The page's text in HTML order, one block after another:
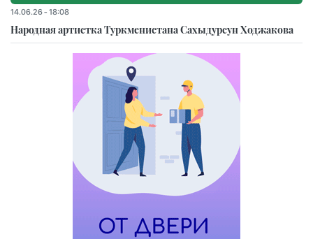
14.06.26 - 18:08
Народная артистка Туркменистана Сахыдурсун Ходжакова